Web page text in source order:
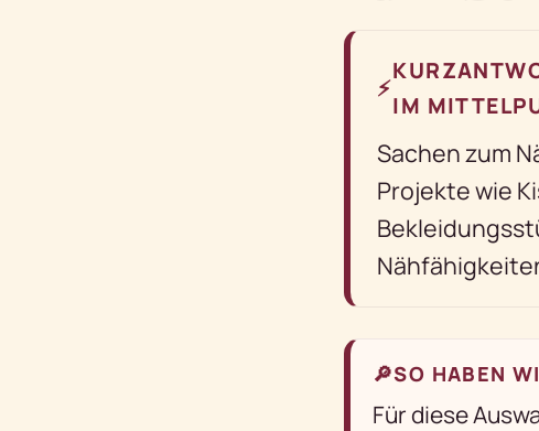
⚡
IM
Sachen zum
Projekte wie
🔎SO HABEN
Für diese